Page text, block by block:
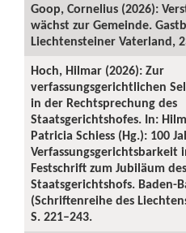
Goop, Cornelius (2026):
wächst zur Gemeinde.
Liechtensteiner Vaterland,
Hoch, Hilmar (2026): Zur
verfassungsgerichtlichen
in der Rechtsprechung des
Staatsgerichtshofes. In:
Patricia Schiess (Hg.): 100
Verfassungsgerichtsbarkeit
Festschrift zum Jubiläum des
Staatsgerichtshofs. Baden-
(Schriftenreihe des
S. 221–243.